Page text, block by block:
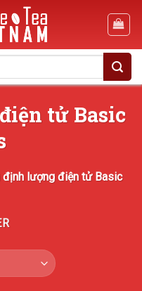
tử Basic
định lượng điện tử Basic